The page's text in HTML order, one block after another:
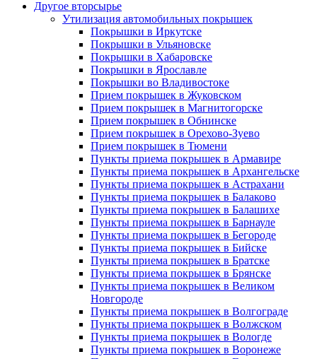
Другое вторсырье
Утилизация автомобильных покрышек
Покрышки в Иркутске
Покрышки в Ульяновске
Покрышки в Хабаровске
Покрышки в Ярославле
Покрышки во Владивостоке
Прием покрышек в Жуковском
Прием покрышек в Магнитогорске
Прием покрышек в Обнинске
Прием покрышек в Орехово-Зуево
Прием покрышек в Тюмени
Пункты приема покрышек в Армавире
Пункты приема покрышек в Архангельске
Пункты приема покрышек в Астрахани
Пункты приема покрышек в Балаково
Пункты приема покрышек в Балашихе
Пункты приема покрышек в Барнауле
Пункты приема покрышек в Бегороде
Пункты приема покрышек в Бийске
Пункты приема покрышек в Братске
Пункты приема покрышек в Брянске
Пункты приема покрышек в Великом
Новгороде
Пункты приема покрышек в Волгограде
Пункты приема покрышек в Волжском
Пункты приема покрышек в Вологде
Пункты приема покрышек в Воронеже